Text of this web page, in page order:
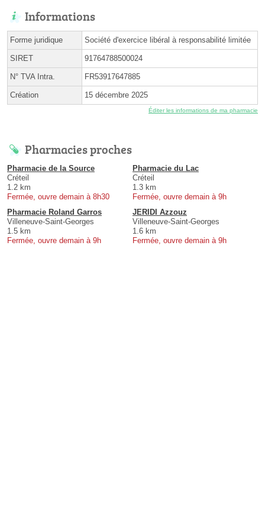
Informations
Forme juridique Société d'exercice libéral à responsabilité limitée
SIRET 91764788500024
N° TVA Intra. FR53917647885
Création 15 décembre 2025
Éditer les informations de ma pharmacie
Pharmacies proches
Pharmacie de la Source
Créteil
1.2 km
Fermée, ouvre demain à 8h30
Pharmacie du Lac
Créteil
1.3 km
Fermée, ouvre demain à 9h
Pharmacie Roland Garros
Villeneuve-Saint-Georges
1.5 km
Fermée, ouvre demain à 9h
JERIDI Azzouz
Villeneuve-Saint-Georges
1.6 km
Fermée, ouvre demain à 9h